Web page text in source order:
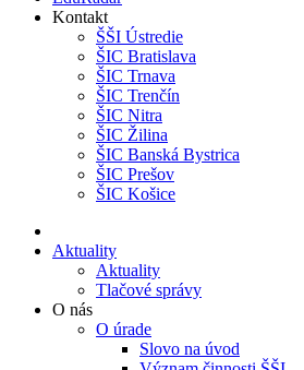
Kontakt
ŠŠI Ústredie
ŠIC Bratislava
ŠIC Trnava
ŠIC Trenčín
ŠIC Nitra
ŠIC Žilina
ŠIC Banská Bystrica
ŠIC Prešov
ŠIC Košice
Aktuality
Aktuality
Tlačové správy
O nás
O úrade
Slovo na úvod